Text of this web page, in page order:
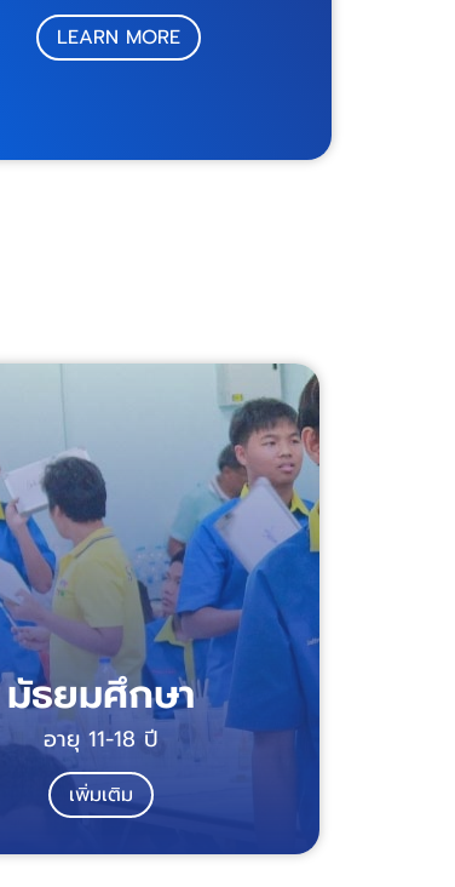
LEARN MORE
มัธยมศึกษา
อายุ 11-18 ปี
เพิ่มเติม